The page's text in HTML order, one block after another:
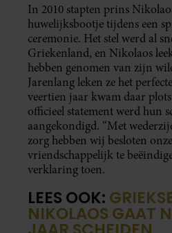
In 2010 stapten prins
huwelijksbootje tijdens een
ceremonie. Het stel werd al
Griekenland, en Nikolaos
hebben genomen van zijn
Jarenlang leken ze het
veertien jaar kwam daar
officieel statement werd hun
aangekondigd. “Met
zorg hebben wij besloten
vriendschappelijk te
verklaring toen.
LEES OOK:
NIKOLAOS GAAT